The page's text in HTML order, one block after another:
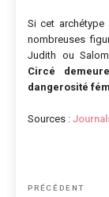
Si cet archétype
nombreuses
Judith ou
Circé
dangerosité
Sources :
Navigation
Article
PRÉCÉDENT